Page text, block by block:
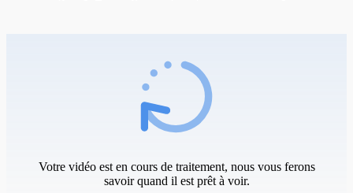
Votre vidéo est en cours de traitement, nous vous ferons
savoir quand il est prêt à voir.